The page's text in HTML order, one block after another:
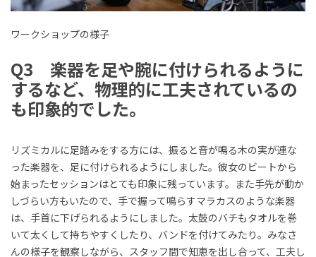
ワークショップの様子
Q3 楽器を足や腕に付けられるように
するなど、物理的に工夫されているの
も印象的でした。
リズミカルに足踏みをする方には、振ると音が鳴る木の実が連な
った楽器を、足に付けられるようにしました。彼女のビートから
始まったセッションはとても印象に残っています。また手先が動か
しづらい方もいたので、手で握って鳴らすマラカスのような楽器
は、手首に下げられるようにしました。太鼓のバチもタオルを巻
いて太くして持ちやすくしたり、バンドを付けてみたり。みなさ
んの様子を観察しながら、スタッフ間で知恵を出し合って、工夫し